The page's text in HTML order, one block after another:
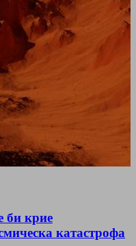
би крие
катастрофа